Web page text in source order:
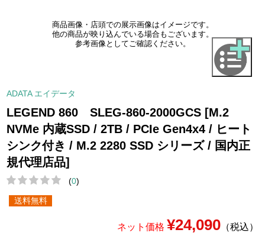
商品画像・店頭での展示画像はイメージです。
他の商品が映り込んでいる場合もございます。
参考画像としてご確認ください。
ADATA エイデータ
LEGEND 860 SLEG-860-2000GCS [M.2
NVMe 内蔵SSD / 2TB / PCIe Gen4x4 / ヒート
シンク付き / M.2 2280 SSD シリーズ / 国内正
規代理店品]
(0)
送料無料
ネット価格 ¥24,090（税込）